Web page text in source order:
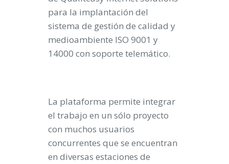
para la implantación del
sistema de gestión de calidad y
medioambiente ISO 9001 y
14000 con soporte telemático.
La plataforma permite integrar
el trabajo en un sólo proyecto
con muchos usuarios
concurrentes que se encuentran
en diversas estaciones de